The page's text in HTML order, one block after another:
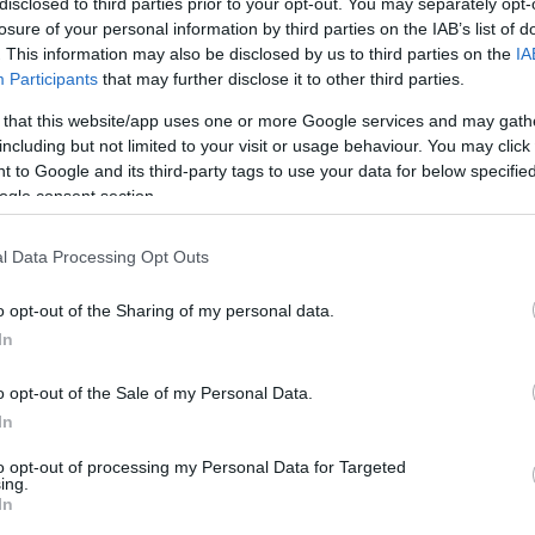
of your personal information by third parties on the IAB’s list of
This information may also be disclosed by us to third parties on the
Participants that may further disclose it to other third parties.
that this website/app uses one or more Google services and may
but not limited to your visit or usage behaviour. You may
to Google and its third-party tags to use your data for below
consent section.
Data Processing Opt Outs
opt-out of the Sharing of my personal data.
opt-out of the Sale of my Personal Data.
opt-out of processing my Personal Data for Targeted
GIRO D'ITALIA OLASZ KÖRVERSENYEN
2021. május 14|Eger ügye
Valter Attila megőrizte a rózsaszín trikót a Giro d’Italia
pénteki szakaszán. A mezőnyhajrát Caleb Ewan nyerte, az
ausztrál sprinternek ez már a második szakaszgyőzelme
volt az olasz körversenyen. ...
A KERÉKPÁRSPORT EGYIK LEGÉRTÉKESEBB MEZÉT
2021. május 16
Az MTI beszámolója szerint vasárnap a Giro d'Italia
ezzel az összetettben élen á...
A SZERVEZŐK BÉNÁZÁSA MIATT LETT "EREDMÉNYTELEN"